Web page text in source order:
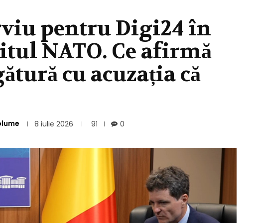
pentru Digi24 în
NATO. Ce afirmă
cu acuzația că
8 iulie 2026 91 0